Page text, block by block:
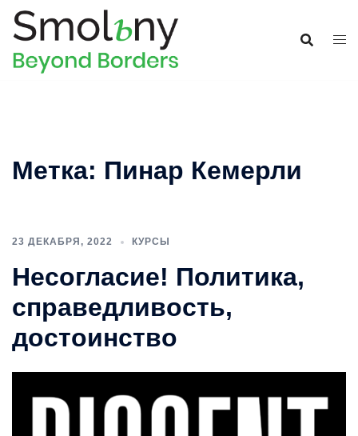
Метка: Пинар Кемерли
23 ДЕКАБРЯ, 2022 КУРСЫ
Несогласие! Политика,
cправедливость,
достоинство